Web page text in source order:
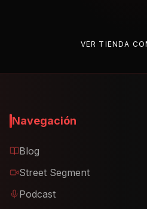
VER TIENDA
Navegación
Blog
Street Segment
Podcast